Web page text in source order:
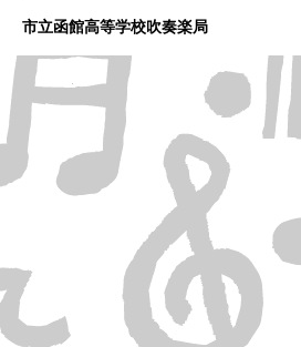
市立函館高等学校吹奏楽局